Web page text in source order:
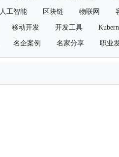
人工智能 区块链 物联网
移动开发 开发工具
名企案例 名家分享 职业